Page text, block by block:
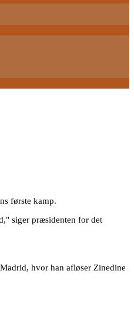
første kamp.
siger præsidenten for det
hvor han afløser Zinedine